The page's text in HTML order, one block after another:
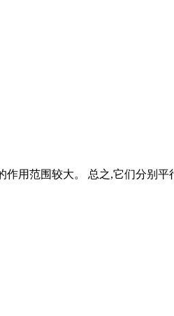
用范围较大。 总之,它们分别